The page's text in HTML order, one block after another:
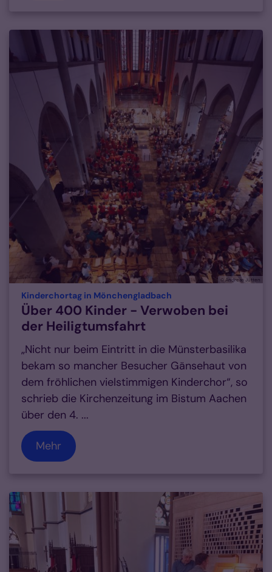
© Andreas Jütten
Kinderchortag in Mönchengladbach
Über 400 Kinder - Verwoben bei
der Heiligtumsfahrt
„Nicht nur beim Eintritt in die Münsterbasilika
bekam so mancher Besucher Gänsehaut von
dem fröhlichen vielstimmigen Kinderchor“, so
schrieb die Kirchenzeitung im Bistum Aachen
über den 4. ...
Mehr